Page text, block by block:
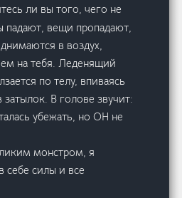
ли вы того, чего не
падают, вещи пропадают,
в воздух,
на тебя. Леденящий
по телу, впиваясь
В голове звучит:
убежать, но ОН не
монстром, я
себе силы и все